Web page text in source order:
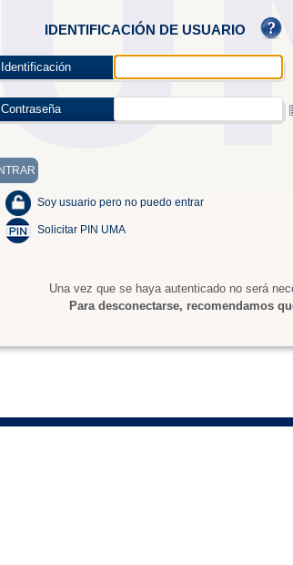
IDENTIFICACIÓN DE USUARIO
Identificación
Contraseña
Soy usuario pero no puedo entrar
Solicitar PIN UMA
Una vez que se haya autenticado no será
Para desconectarse, recomendamos